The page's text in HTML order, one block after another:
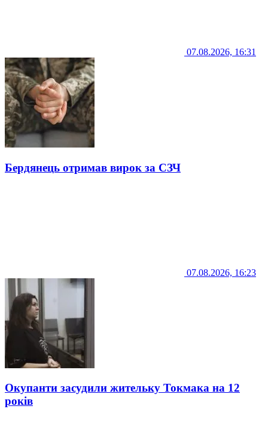
07.08.2026, 16:31
Бердянець отримав вирок за СЗЧ
07.08.2026, 16:23
Окупанти засудили жительку Токмака на 12
років